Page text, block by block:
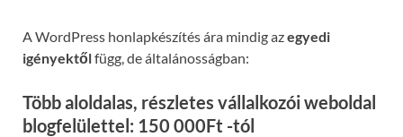
A WordPress honlapkészítés ára mindig azegyedi
igényektőlfügg, de általánosságban:
Több aloldalas, részletes vállalkozói weboldal
blogfelülettel: 150 000Ft -tól